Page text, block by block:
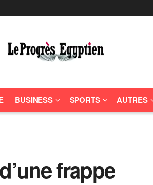
BUSINESS SPORTS AUTRES
frappe